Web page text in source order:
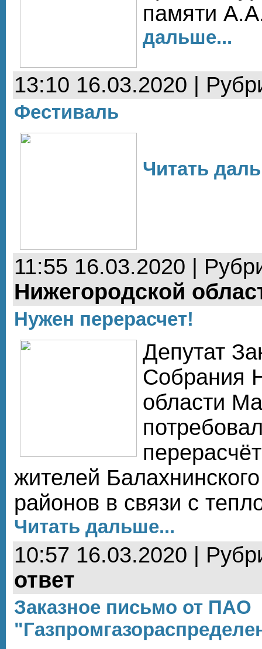
памяти
дальше...
13:10 16.03.2020 |
Фестиваль
Читать
11:55 16.03.2020 |
Нижегородской
Нужен перерасчет!
Депутат
Собрания
области
жителей
районов в связи с
Читать дальше...
10:57 16.03.2020 |
ответ
Заказное письмо от ПАО